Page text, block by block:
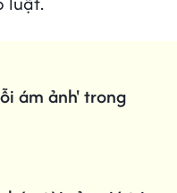
ám ảnh' trong